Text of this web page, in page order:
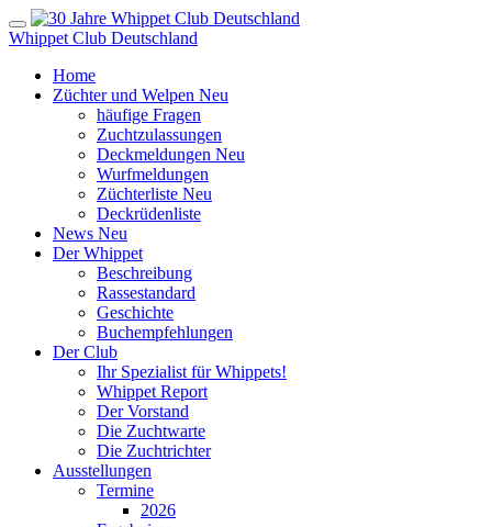
Whippet Club Deutschland
Home
Züchter und Welpen Neu
häufige Fragen
Zuchtzulassungen
Deckmeldungen Neu
Wurfmeldungen
Züchterliste Neu
Deckrüdenliste
News Neu
Der Whippet
Beschreibung
Rassestandard
Geschichte
Buchempfehlungen
Der Club
Ihr Spezialist für Whippets!
Whippet Report
Der Vorstand
Die Zuchtwarte
Die Zuchtrichter
Ausstellungen
Termine
2026